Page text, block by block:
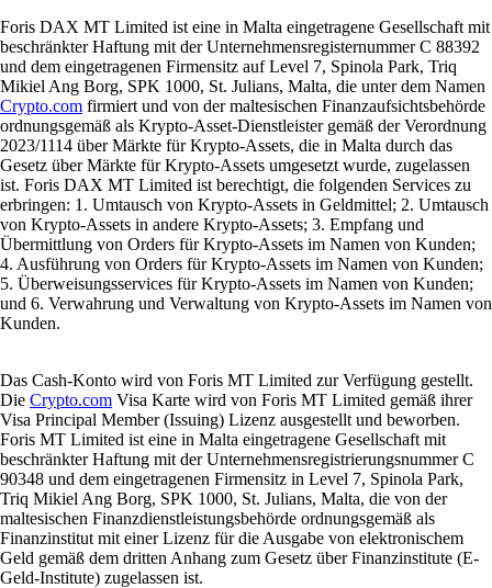
Foris DAX MT Limited ist eine in Malta eingetragene Gesellschaft mit
beschränkter Haftung mit der Unternehmensregisternummer C 88392
und dem eingetragenen Firmensitz auf Level 7, Spinola Park, Triq
Mikiel Ang Borg, SPK 1000, St. Julians, Malta, die unter dem Namen
Crypto.com firmiert und von der maltesischen Finanzaufsichtsbehörde
ordnungsgemäß als Krypto-Asset-Dienstleister gemäß der Verordnung
2023/1114 über Märkte für Krypto-Assets, die in Malta durch das
Gesetz über Märkte für Krypto-Assets umgesetzt wurde, zugelassen
ist. Foris DAX MT Limited ist berechtigt, die folgenden Services zu
erbringen: 1. Umtausch von Krypto-Assets in Geldmittel; 2. Umtausch
von Krypto-Assets in andere Krypto-Assets; 3. Empfang und
Übermittlung von Orders für Krypto-Assets im Namen von Kunden;
4. Ausführung von Orders für Krypto-Assets im Namen von Kunden;
5. Überweisungsservices für Krypto-Assets im Namen von Kunden;
und 6. Verwahrung und Verwaltung von Krypto-Assets im Namen von
Kunden.
Das Cash-Konto wird von Foris MT Limited zur Verfügung gestellt.
Die Crypto.com Visa Karte wird von Foris MT Limited gemäß ihrer
Visa Principal Member (Issuing) Lizenz ausgestellt und beworben.
Foris MT Limited ist eine in Malta eingetragene Gesellschaft mit
beschränkter Haftung mit der Unternehmensregistrierungsnummer C
90348 und dem eingetragenen Firmensitz in Level 7, Spinola Park,
Triq Mikiel Ang Borg, SPK 1000, St. Julians, Malta, die von der
maltesischen Finanzdienstleistungsbehörde ordnungsgemäß als
Finanzinstitut mit einer Lizenz für die Ausgabe von elektronischem
Geld gemäß dem dritten Anhang zum Gesetz über Finanzinstitute (E-
Geld-Institute) zugelassen ist.